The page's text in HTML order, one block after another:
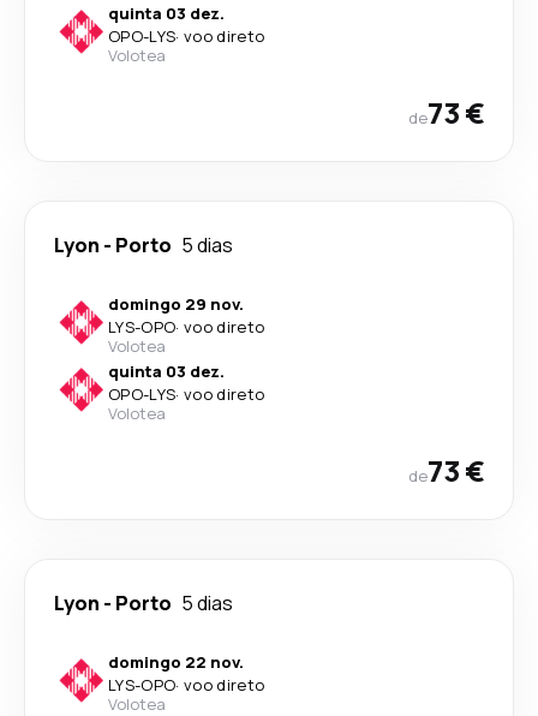
quinta 03 dez.
OPO-LYS· voo direto
Volotea
de73 €
Lyon - Porto 5 dias
domingo 29 nov.
LYS-OPO· voo direto
Volotea
quinta 03 dez.
OPO-LYS· voo direto
Volotea
de73 €
Lyon - Porto 5 dias
domingo 22 nov.
LYS-OPO· voo direto
Volotea